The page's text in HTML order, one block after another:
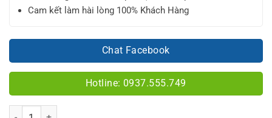
Cam kết làm hài lòng 100% Khách Hàng
Chat Facebook
Hotline: 0937.555.749
Số lượng